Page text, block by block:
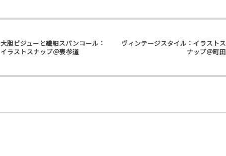
大胆ビジューと繊細スパンコール：
イラストスナップ＠表参道
ヴィンテージスタイル：イラストス
ナップ＠町田